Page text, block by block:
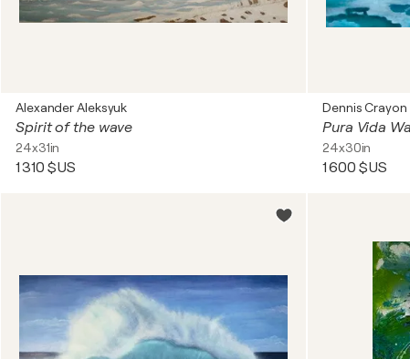
Alexander Aleksyuk
Spirit of the wave
24x31in
1 310 $US
Dennis Crayon
Pura Vida
24x30in
1 600 $US